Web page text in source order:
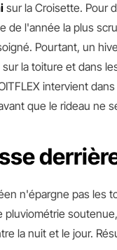
sur la Croisette. Pour
de l'année la plus
Pourtant, un
la toiture et dans
intervient
que le rideau ne
n'épargne pas les
pluviométrie
la nuit et le jour.